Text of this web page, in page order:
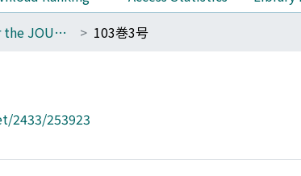
THE SHIRIN or the JOURNAL OF HISTORY 103巻3号
2433/253923